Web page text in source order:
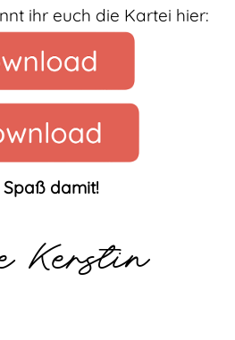
ihr euch die Kartei hier:
Spaß damit!
Kerstin